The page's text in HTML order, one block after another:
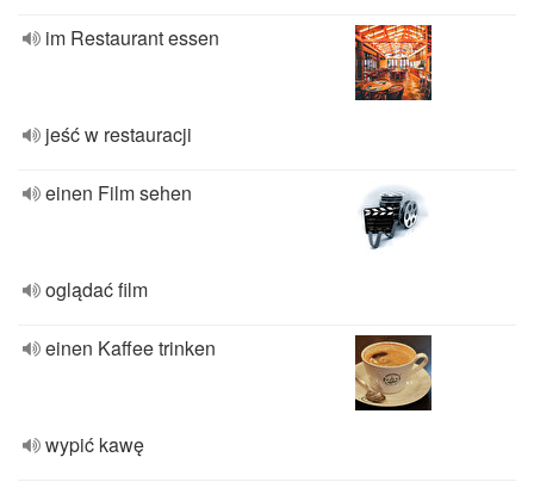
im Restaurant essen
jeść w restauracji
einen Film sehen
oglądać film
einen Kaffee trinken
wypić kawę